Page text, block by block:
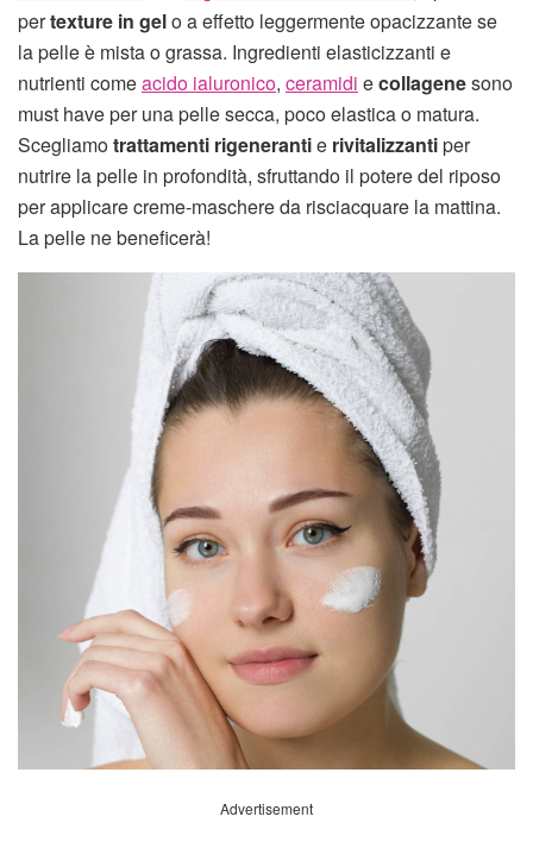
pertexture in gelo a effetto leggermente opacizzante se
la pelle è mista o grassa. Ingredienti elasticizzanti e
nutrienti comeacido ialuronico, ceramidi ecollagenesono
must have per una pelle secca, poco elastica o matura.
Scegliamotrattamenti rigenerantie rivitalizzantiper
nutrire la pelle in profondità, sfruttando il potere del riposo
per applicare creme-maschere da risciacquare la mattina.
La pelle ne beneficerà!
Advertisement